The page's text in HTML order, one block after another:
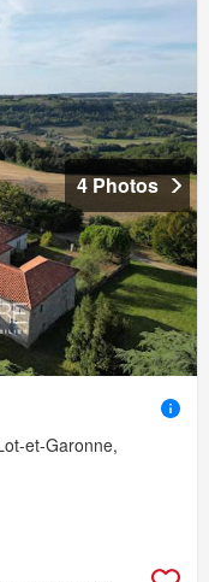
4 Photos
et-Garonne,